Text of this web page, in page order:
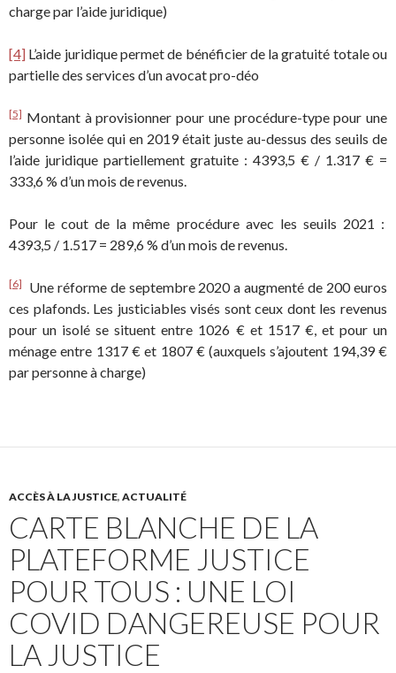
charge par l’aide juridique)
[4] L’aide juridique permet de bénéficier de la gratuité totale ou
partielle des services d’un avocat pro-déo
[5] Montant à provisionner pour une procédure-type pour une
personne isolée qui en 2019 était juste au-dessus des seuils de
l’aide juridique partiellement gratuite : 4393,5 € / 1.317 € =
333,6 % d’un mois de revenus.
Pour le cout de la même procédure avec les seuils 2021 :
4393,5 / 1.517 = 289,6 % d’un mois de revenus.
[6]
Une réforme de septembre 2020 a augmenté de 200 euros
ces plafonds. Les justiciables visés sont ceux dont les revenus
pour un isolé se situent entre 1026 € et 1517 €, et pour un
ménage entre 1317 € et 1807 € (auxquels s’ajoutent 194,39 €
par personne à charge)
ACCÈS À LA JUSTICE, ACTUALITÉ
CARTE BLANCHE DE LA
PLATEFORME JUSTICE
POUR TOUS : UNE LOI
COVID DANGEREUSE POUR
LA JUSTICE